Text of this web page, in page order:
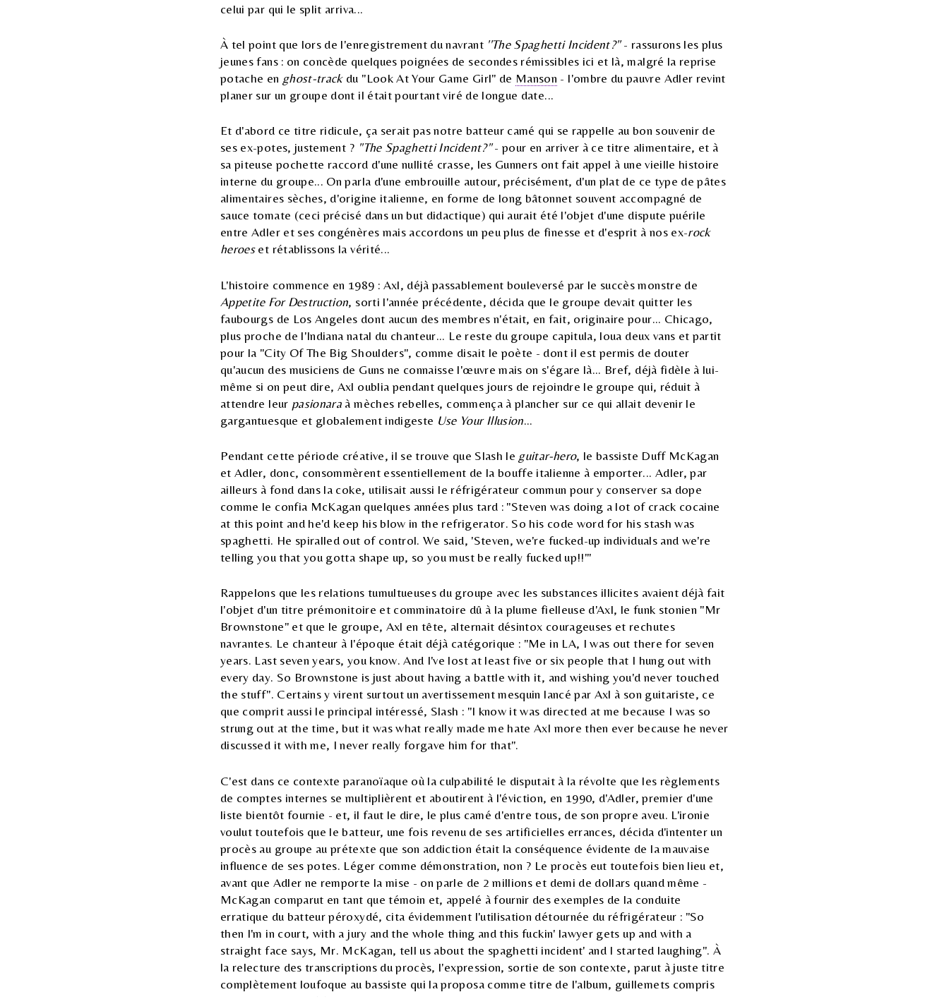
celui par qui le split arriva...
À tel point que lors de l'enregistrement du navrant ''The Spaghetti Incident?''- rassurons les plus
jeunes fans : on concède quelques poignées de secondes rémissibles ici et là, malgré la reprise
potache en ghost-trackdu "Look At Your Game Girl" de Manson - l'ombre du pauvre Adler revint
planer sur un groupe dont il était pourtant viré de longue date...
Et d'abord ce titre ridicule, ça serait pas notre batteur camé qui se rappelle au bon souvenir de
ses ex-potes, justement ? "The Spaghetti Incident?"- pour en arriver à ce titre alimentaire, et à
sa piteuse pochette raccord d'une nullité crasse, les Gunners ont fait appel à une vieille histoire
interne du groupe... On parla d'une embrouille autour, précisément, d'un plat de ce type de pâtes
alimentaires sèches, d'origine italienne, en forme de long bâtonnet souvent accompagné de
sauce tomate (ceci précisé dans un but didactique) qui aurait été l'objet d'une dispute puérile
entre Adler et ses congénères mais accordons un peu plus de finesse et d'esprit à nos ex-rock
heroeset rétablissons la vérité...
L'histoire commence en 1989 : Axl, déjà passablement bouleversé par le succès monstre de
Appetite For Destruction, sorti l'année précédente, décida que le groupe devait quitter les
faubourgs de Los Angeles dont aucun des membres n'était, en fait, originaire pour... Chicago,
plus proche de l'Indiana natal du chanteur... Le reste du groupe capitula, loua deux vans et partit
pour la "City Of The Big Shoulders", comme disait le poète - dont il est permis de douter
qu'aucun des musiciens de Guns ne connaisse l'œuvre mais on s'égare là... Bref, déjà fidèle à lui-
même si on peut dire, Axl oublia pendant quelques jours de rejoindre le groupe qui, réduit à
attendre leur pasionara à mèches rebelles, commença à plancher sur ce qui allait devenir le
gargantuesque et globalement indigeste Use Your Illusion...
Pendant cette période créative, il se trouve que Slash le guitar-hero, le bassiste Duff McKagan
et Adler, donc, consommèrent essentiellement de la bouffe italienne à emporter... Adler, par
ailleurs à fond dans la coke, utilisait aussi le réfrigérateur commun pour y conserver sa dope
comme le confia McKagan quelques années plus tard : "Steven was doing a lot of crack cocaine
at this point and he'd keep his blow in the refrigerator. So his code word for his stash was
spaghetti. He spiralled out of control. We said, 'Steven, we're fucked-up individuals and we're
telling you that you gotta shape up, so you must be really fucked up!!'"
Rappelons que les relations tumultueuses du groupe avec les substances illicites avaient déjà fait
l'objet d'un titre prémonitoire et comminatoire dû à la plume fielleuse d'Axl, le funk stonien "Mr
Brownstone" et que le groupe, Axl en tête, alternait désintox courageuses et rechutes
navrantes. Le chanteur à l'époque était déjà catégorique : "Me in LA, I was out there for seven
years. Last seven years, you know. And I've lost at least five or six people that I hung out with
every day. So Brownstone is just about having a battle with it, and wishing you'd never touched
the stuff". Certains y virent surtout un avertissement mesquin lancé par Axl à son guitariste, ce
que comprit aussi le principal intéressé, Slash : "I know it was directed at me because I was so
strung out at the time, but it was what really made me hate Axl more then ever because he never
discussed it with me, I never really forgave him for that".
C'est dans ce contexte paranoïaque où la culpabilité le disputait à la révolte que les règlements
de comptes internes se multiplièrent et aboutirent à l'éviction, en 1990, d'Adler, premier d'une
liste bientôt fournie - et, il faut le dire, le plus camé d'entre tous, de son propre aveu. L'ironie
voulut toutefois que le batteur, une fois revenu de ses artificielles errances, décida d'intenter un
procès au groupe au prétexte que son addiction était la conséquence évidente de la mauvaise
influence de ses potes. Léger comme démonstration, non ? Le procès eut toutefois bien lieu et,
avant que Adler ne remporte la mise - on parle de 2 millions et demi de dollars quand même -
McKagan comparut en tant que témoin et, appelé à fournir des exemples de la conduite
erratique du batteur péroxydé, cita évidemment l'utilisation détournée du réfrigérateur : "So
then I'm in court, with a jury and the whole thing and this fuckin' lawyer gets up and with a
straight face says, Mr. McKagan, tell us about the spaghetti incident' and I started laughing". À
la relecture des transcriptions du procès, l'expression, sortie de son contexte, parut à juste titre
complètement loufoque au bassiste qui la proposa comme titre de l'album, guillemets compris